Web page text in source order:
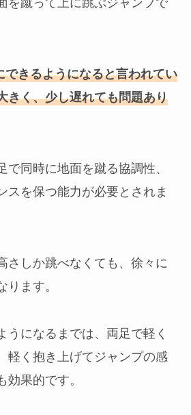
を蹴って上に跳ぶジャンプで
できるようになると言われてい
きく、少し遅れても問題あり
で同時に地面を蹴る協調性、
スを保つ能力が必要とされま
さしか跳べなくても、徐々に
ります。
うになるまでは、両足で軽く
軽く抱き上げてジャンプの感
効果的です。